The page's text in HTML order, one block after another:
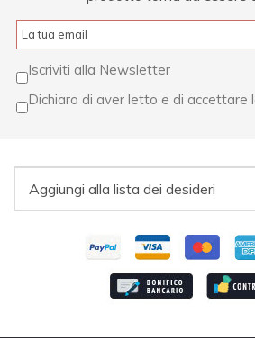
Iscriviti alla Newsletter
Dichiaro di aver letto e di accettare
Aggiungi alla lista dei desideri